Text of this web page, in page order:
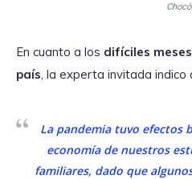
Chocó.
En cuanto a los difíciles
país , la experta invitada indico
La pandemia tuvo efectos
economía de nuestros
familiares, dado que